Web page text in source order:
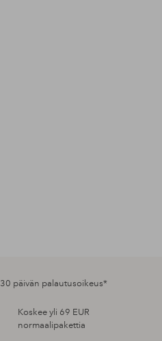
30 päivän palautusoikeus*
Koskee yli 69 EUR
normaalipakettia